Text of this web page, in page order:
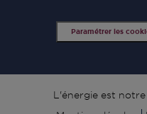
Paramétrer les
Signature
L'énergie est